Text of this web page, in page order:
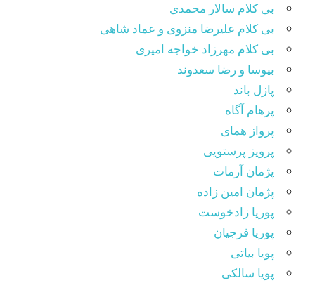
بی کلام سالار محمدی
بی کلام علیرضا منزوی و عماد شاهی
بی کلام مهرزاد خواجه امیری
بیوسا و رضا سعدوند
پازل باند
پرهام آگاه
پرواز همای
پرویز پرستویی
پژمان آرمات
پژمان امین زاده
پوریا زادخوست
پوریا فرجیان
پویا بیاتی
پویا سالکی